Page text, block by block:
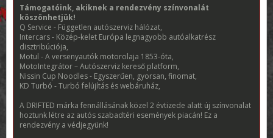
Támogatóink, akiknek a rendezvény színvonalát
köszönhetjük!
Q Service - Független autószerviz hálózat,
Intercars - Közép-kelet Európa legnagyobb autóalkatrész
disztribúciója,
Motul - A versenyautók motorolaja 1853-óta,
MotoIntegrátor – Autószerviz kereső platform,
Nissin Cup Noodles - Egyszerűen, gyorsan, finomat,
KD Turbó - Turbó felújítás és webáruház,
A DRIFTED márka fennállásának közel 2 évtizede alatt új színvonalat
hoztunk létre az autós szabadtéri események piacán! Ez a
rendezvény a védjegyünk!